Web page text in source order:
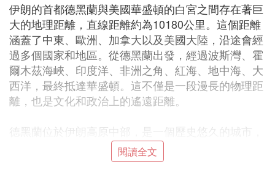
伊朗的首都德黑蘭與美國華盛頓的白宮之間存在著巨
大的地理距離，直線距離約為10180公里。這個距離
涵蓋了中東、歐洲、加拿大以及美國大陸，沿途會經
過多個國家和地區。從德黑蘭出發，經過波斯灣、霍
爾木茲海峽、印度洋、非洲之角、紅海、地中海、大
西洋，最終抵達華盛頓。這不僅是一段漫長的物理距
離，也是文化和政治上的遙遠距離。
德黑蘭位於伊朗高原中部，是一個歷史悠久的城市，
擁有悠久的文化遺產和獨特的地理位置。而華盛頓則
坐落在美國東海岸，是美國的政治和文化中心，白宮
閱讀全文